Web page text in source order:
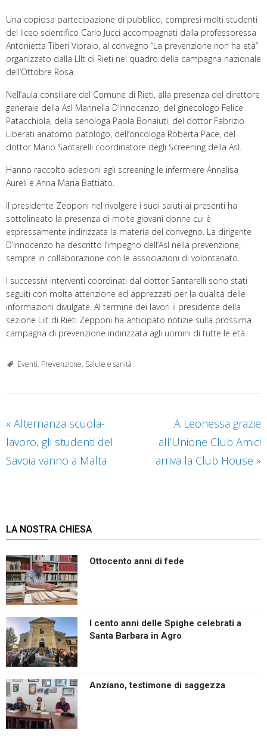
Una copiosa partecipazione di pubblico, compresi molti studenti
del liceo scientifico Carlo Jucci accompagnati dalla professoressa
Antonietta Tiberi Vipraio, al convegno “La prevenzione non ha età”
organizzato dalla LIlt di Rieti nel quadro della campagna nazionale
dell’Ottobre Rosa.
Nell’aula consiliare del Comune di Rieti, alla presenza del direttore
generale della Asl Marinella D’Innocenzo, del ginecologo Felice
Patacchiola, della senologa Paola Bonaiuti, del dottor Fabrizio
Liberati anatomo patologo, dell’oncologa Roberta Pace, del
dottor Mario Santarelli coordinatore degli Screening della Asl.
Hanno raccolto adesioni agli screening le infermiere Annalisa
Aureli e Anna Maria Battiato.
Il presidente Zepponi nel rivolgere i suoi saluti ai presenti ha
sottolineato la presenza di molte giovani donne cui è
espressamente indirizzata la materia del convegno. La dirigente
D’Innocenzo ha descritto l’impegno dell’Asl nella prevenzione,
sempre in collaborazione con le associazioni di volontariato.
I successivi interventi coordinati dal dottor Santarelli sono stati
seguiti con molta attenzione ed apprezzati per la qualità delle
informazioni divulgate. Al termine dei lavori il presidente della
sezione Lilt di Rieti Zepponi ha anticipato notizie sulla prossima
campagna di prevenzione indirizzata agli uomini di tutte le età.
Eventi, Prevenzione, Salute e sanità
« Alternanza scuola-
lavoro, gli studenti del
Savoia vanno a Malta
A Leonessa grazie
all’Unione Club Amici
arriva la Club House »
LA NOSTRA CHIESA
Ottocento anni di fede
I cento anni delle Spighe celebrati a
Santa Barbara in Agro
Anziano, testimone di saggezza